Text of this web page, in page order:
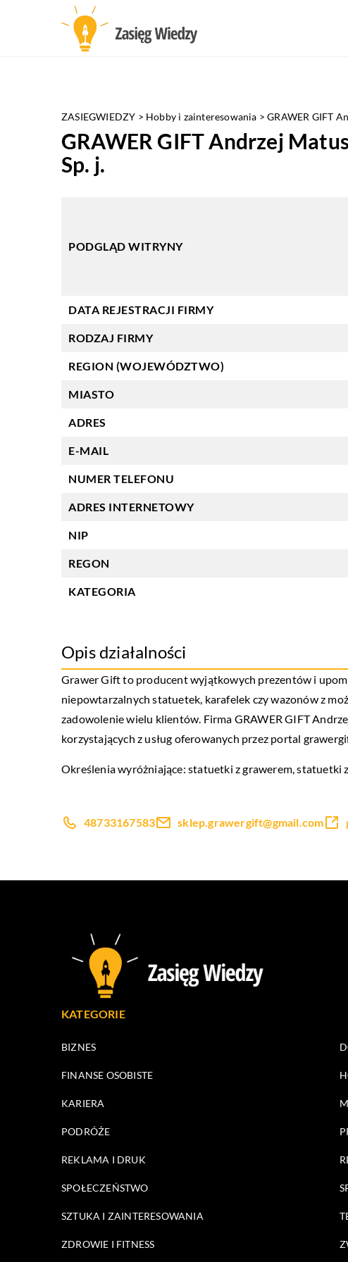
ZASIEGWIEDZY > Hobby i zainteresowania >GRAWER GIFT
GRAWER GIFT Andrzej
Sp. j.
PODGLĄD WITRYNY
DATA REJESTRACJI FIRMY
RODZAJ FIRMY
REGION (WOJEWÓDZTWO)
MIASTO
ADRES
E-MAIL
NUMER TELEFONU
ADRES INTERNETOWY
NIP
REGON
KATEGORIA
Opis działalności
Grawer Gift to producent wyjątkowych prezentów i
niepowtarzalnych statuetek, karafelek czy wazonów z
zadowolenie wielu klientów. Firma GRAWER GIFT
korzystających z usług oferowanych przez portal
Określenia wyróżniające: statuetki z grawerem, statuetki
48733167583 sklep.grawergift@gmail.com
KATEGORIE
BIZNES
FINANSE OSOBISTE
KARIERA
PODRÓŻE
REKLAMA I DRUK
SPOŁECZEŃSTWO
SZTUKA I ZAINTERESOWANIA
ZDROWIE I FITNESS